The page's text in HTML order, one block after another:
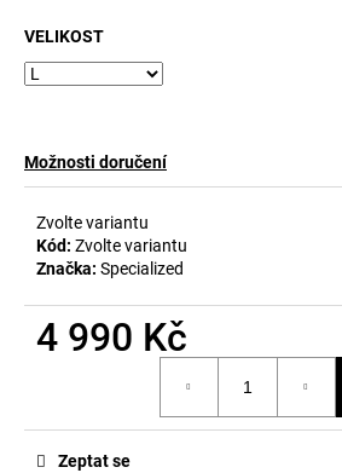
VELIKOST
Možnosti doručení
Zvolte variantu
Kód: Zvolte variantu
Značka: Specialized
4 990 Kč
Zeptat se
D
o
p
u
č
u
e
m